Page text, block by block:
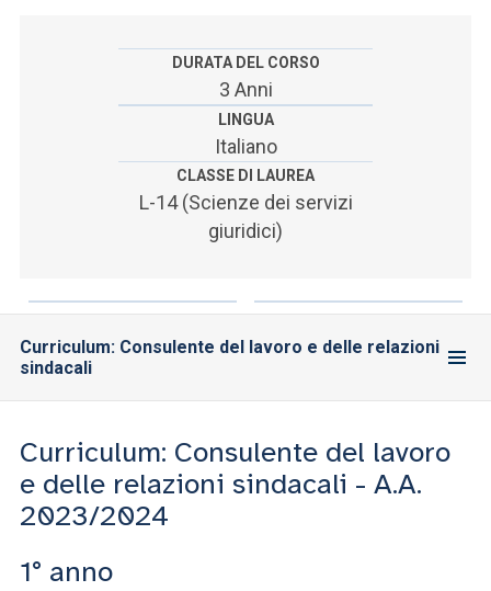
SEI UNO STUDENTE ISCRITTO?
ACCEDI ALLA MAIL ICATT
SEI UN DOCENTE O UN MEMBRO DELLO STAFF
ACCEDI A CLOUDMAIL
DURATA DEL CORSO
3 Anni
LINGUA
Italiano
CLASSE DI LAUREA
L-14 (Scienze dei servizi
giuridici)
Curriculum: Consulente del lavoro e delle relazioni
sindacali
Curriculum: Consulente del lavoro
e delle relazioni sindacali - A.A.
2023/2024
1° anno